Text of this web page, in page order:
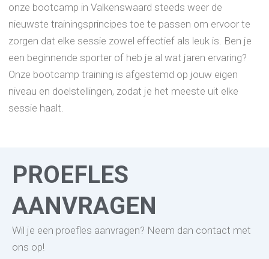
onze bootcamp in Valkenswaard steeds weer de
nieuwste trainingsprincipes toe te passen om ervoor te
zorgen dat elke sessie zowel effectief als leuk is. Ben je
een beginnende sporter of heb je al wat jaren ervaring?
Onze bootcamp training is afgestemd op jouw eigen
niveau en doelstellingen, zodat je het meeste uit elke
sessie haalt.
PROEFLES
AANVRAGEN
Wil je een proefles aanvragen? Neem dan contact met
ons op!